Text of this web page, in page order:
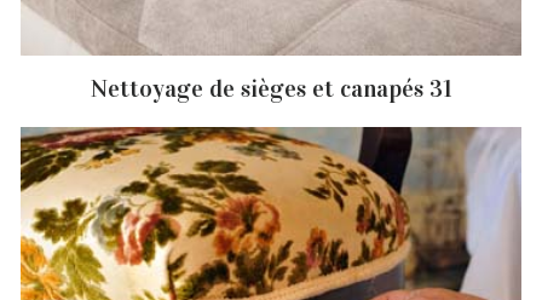
Nettoyage de sièges et canapés 31